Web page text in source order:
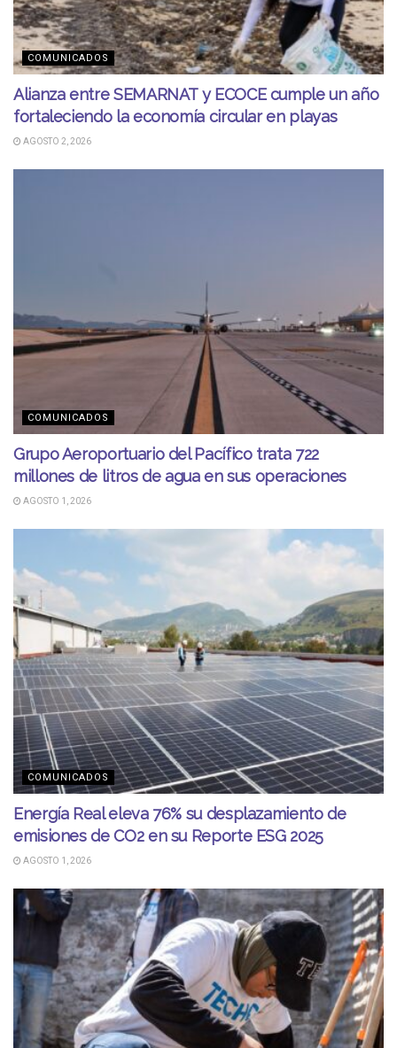
COMUNICADOS
Alianza entre SEMARNAT y ECOCE cumple un año
fortaleciendo la economía circular en playas
AGOSTO 2, 2026
COMUNICADOS
Grupo Aeroportuario del Pacífico trata 722
millones de litros de agua en sus operaciones
AGOSTO 1, 2026
COMUNICADOS
Energía Real eleva 76% su desplazamiento de
emisiones de CO2 en su Reporte ESG 2025
AGOSTO 1, 2026